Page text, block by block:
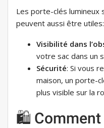
Les porte-clés lumineux
peuvent aussi être utiles:
Visibilité dans
votre sac dans un
Sécurité: Si vous
maison, un porte-
plus visible sur la
🛍️ Comment